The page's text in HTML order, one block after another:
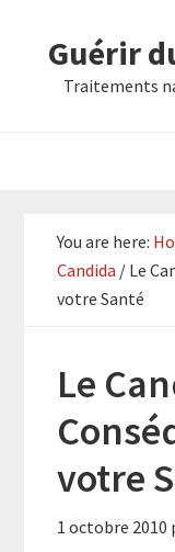
Guérir
Traitements
You are here:
Candida / Le
votre Santé
Le
votre
1 octobre 2010